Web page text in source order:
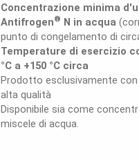
Concentrazione minima
Antifrogen® N in acqua
punto di congelamento di
Temperature di esercizio
°C a +150 °C circa
Prodotto esclusivamente con
alta qualità
Disponibile sia come
miscele di acqua.